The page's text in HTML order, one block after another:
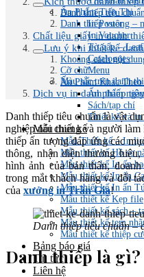
Ấn Phẩm Tiếp Thị
In Poster
In Voucher
Tờ gấp –
Catalogues
Menu
Ấn Phẩm Khác Theo
Ấn phẩm
Sách/tạp chí
Thiết kế và in
Mẫu thiết kế
Mẫu Thiết kế – In
Mẫu thiết kế Hồ sơ
Mẫu thiết kế In ấn
Mẫu thiết kế In ấn
Mẫu thiết kế In ấn
Mẫu thiết kế Kẹp file
Mẫu thiết kế sách –
Mẫu thiết kế tem
Mẫu thiết kế thiệp
Bảng báo giá
Tin tức
Liên hệ
Danh thiếp tiêu
Danh thiếp vuông –
Chất liệu giấy in danh
Lưu ý khi thiết kế
Khoảng cách nội
Cỡ chữ
Màu sắc trên danh
Dịch vụ in danh thiếp
Danh thiếp tiêu chuẩn là vật
nghiệp nói chung và người
thiếp ấn tượng đáp ứng các
thông, nhận diện thương
hình ảnh của bản thân,
trong mắt khách hàng và đối
của xưởng in Trần Gia!
Danh thiếp tiêu chuẩn –
Danh thiếp là gì?